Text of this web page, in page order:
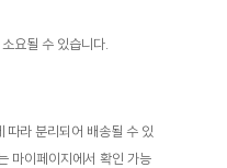
요될 수 있습니다.
따라 분리되어 배송될 수 있
마이페이지에서 확인 가능